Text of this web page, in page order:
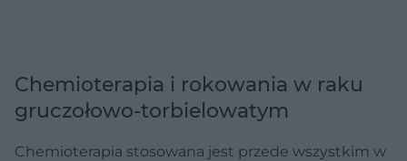
Chemioterapia i rokowania w raku
gruczołowo-torbielowatym
Chemioterapia stosowana jest przede wszystkim w